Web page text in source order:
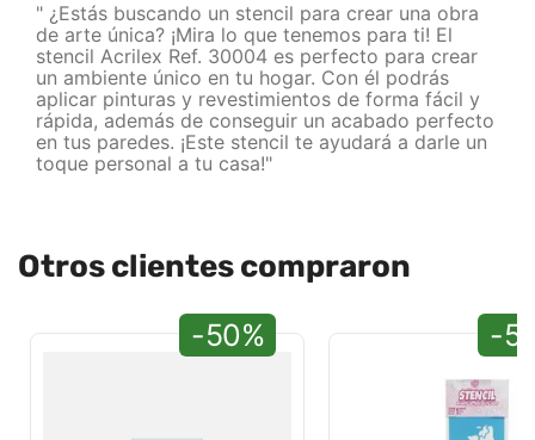
" ¿Estás buscando un stencil para crear una obra
de arte única? ¡Mira lo que tenemos para ti! El
stencil Acrilex Ref. 30004 es perfecto para crear
un ambiente único en tu hogar. Con él podrás
aplicar pinturas y revestimientos de forma fácil y
rápida, además de conseguir un acabado perfecto
en tus paredes. ¡Este stencil te ayudará a darle un
toque personal a tu casa!"
Otros clientes compraron
-50% -